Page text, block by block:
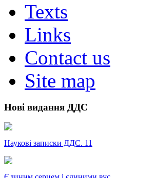
Texts
Links
Contact us
Site map
Нові видання ДДС
Наукові записки ДДС. 11